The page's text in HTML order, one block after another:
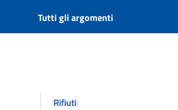
Tutti gli argomenti
Rifiuti